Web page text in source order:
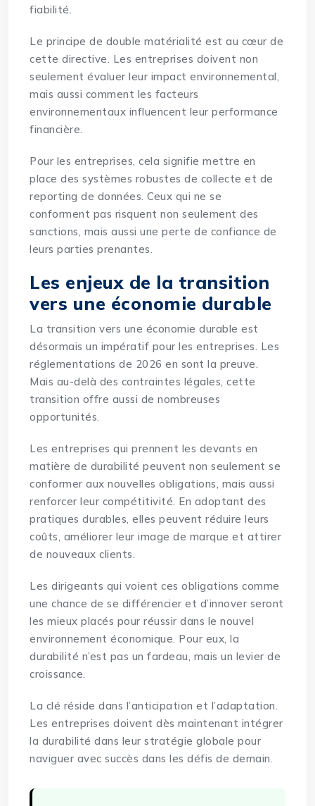
fiabilité.
Le principe de double matérialité est au cœur de
cette directive. Les entreprises doivent non
seulement évaluer leur impact environnemental,
mais aussi comment les facteurs
environnementaux influencent leur performance
financière.
Pour les entreprises, cela signifie mettre en
place des systèmes robustes de collecte et de
reporting de données. Ceux qui ne se
conforment pas risquent non seulement des
sanctions, mais aussi une perte de confiance de
leurs parties prenantes.
Les enjeux de la transition
vers une économie durable
La transition vers une économie durable est
désormais un impératif pour les entreprises. Les
réglementations de 2026 en sont la preuve.
Mais au-delà des contraintes légales, cette
transition offre aussi de nombreuses
opportunités.
Les entreprises qui prennent les devants en
matière de durabilité peuvent non seulement se
conformer aux nouvelles obligations, mais aussi
renforcer leur compétitivité. En adoptant des
pratiques durables, elles peuvent réduire leurs
coûts, améliorer leur image de marque et attirer
de nouveaux clients.
Les dirigeants qui voient ces obligations comme
une chance de se différencier et d’innover seront
les mieux placés pour réussir dans le nouvel
environnement économique. Pour eux, la
durabilité n’est pas un fardeau, mais un levier de
croissance.
La clé réside dans l’anticipation et l’adaptation.
Les entreprises doivent dès maintenant intégrer
la durabilité dans leur stratégie globale pour
naviguer avec succès dans les défis de demain.